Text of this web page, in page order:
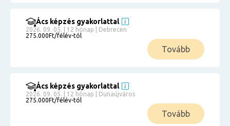
Ács képzés gyakorlattal
2026. 09. 05. | 12 hónap | Debrecen
275.000Ft/félév-tól
Tovább
Ács képzés gyakorlattal
2026. 09. 05. | 12 hónap | Dunaújváros
275.000Ft/félév-tól
Tovább